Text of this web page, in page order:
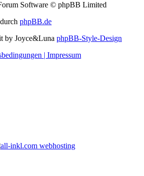
Software © phpBB Limited
phpBB.de
by Joyce&Luna phpBB-Style-Design
Impressum